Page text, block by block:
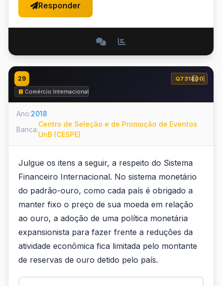
Responder
29
Q731800
Comércio Internacional
Ano:2018
Banca:
Centro de Seleção e de Promoção de Eventos
UnB (CESPE)
Julgue os itens a seguir, a respeito do Sistema
Financeiro Internacional. No sistema monetário
do padrão-ouro, como cada país é obrigado a
manter fixo o preço de sua moeda em relação
ao ouro, a adoção de uma política monetária
expansionista para fazer frente a reduções da
atividade econômica fica limitada pelo montante
de reservas de ouro detido pelo país.